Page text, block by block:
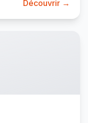
Découvrir →